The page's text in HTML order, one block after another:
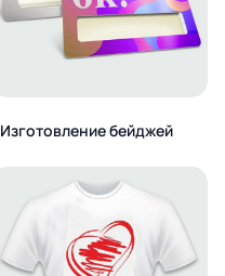
Изготовление бейджей